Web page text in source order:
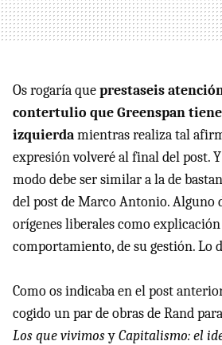
Os rogaría queprestaseis
contertulio que Greenspan
izquierdamientras realiza tal
expresión volveré al final del post.
modo debe ser similar a la de
del post de Marco Antonio. Alguno
orígenes liberales como explicación
comportamiento, de su gestión. Lo
Como os indicaba en el post
cogido un par de obras de Rand
Los que vivimosyCapitalismo: el